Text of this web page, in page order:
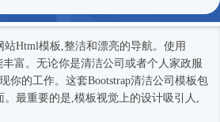
站Html模板 ,整洁和漂亮的导航。使用
富。无论你是清洁公司或者个人家政服
你的工作。这套Bootstrap清洁公司模板包
最重要的是,模板视觉上的设计吸引人,